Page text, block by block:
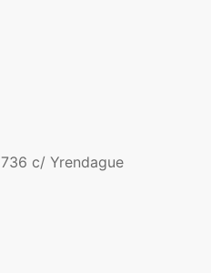
c/ Yrendague